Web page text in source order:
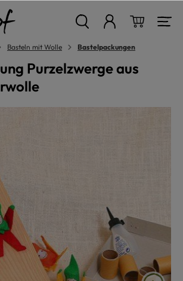
Basteln mit Wolle Bastelpackungen
Purzelzwerge aus